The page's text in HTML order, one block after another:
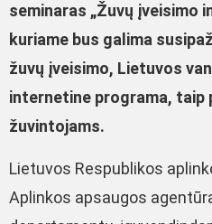
seminaras „Žuvų įveisimo
kuriame bus galima
žuvų įveisimo, Lietuvos
internetine programa, taip
žuvintojams.
Lietuvos Respublikos
Aplinkos apsaugos